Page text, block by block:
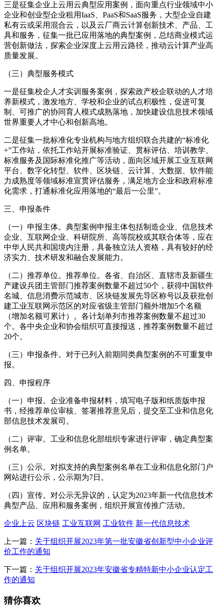
三是征集企业上云用云典型应用案例，面向重点行业领域中小
企业和创业型企业租用IaaS、PaaS和SaaS服务，大型企业自建
私有云或采用混合云，以及云厂商云计算创新技术、产品、工
具和服务，征集一批已应用落地的典型案例，总结商业模式运
营创新做法，探索企业深度上云用云路径，推动云计算产业高
质量发展。
（三）典型服务模式
一是征集校企人才实训服务案例，探索政产校企联动的人才培
养新模式，激发地方、学校和企业的试点积极性，促进可复
制、可推广的协同育人模式成熟落地，加快建设信息技术领域
世界重要人才中心和创新高地。
二是征集一批标准化专业机构与地方组织联合共建的“标准化
+”工作站，依托工作站开展标准验证、贯标评估、培训教学、
标准服务及国际标准化推广等活动，面向区域开展工业互联网
平台、数字化转型、软件、区块链、云计算、大数据、软件能
力成熟度等领域标准宣贯评估服务，满足地方企业和政府标准
化需求，打通标准化应用落地的“最后一公里”。
三、申报条件
（一）申报主体。典型案例申报主体包括制造企业、信息技术
企业、互联网企业、科研院所、高等院校或其联合体等，应在
中华人民共和国境内注册，具备独立法人资格，具有较好的经
济实力、技术研发和融合发展能力。
（二）推荐单位。推荐单位。各省、自治区、直辖市及新疆生
产建设兵团主管部门推荐案例数量不超过50个，获得中国软件
名城、信息消费示范城市、区块链发展先导区称号以及获批创
建工业互联网示范区的对应省级主管部门额外增加5个名额
（增加名额可累计）。各计划单列市推荐案例数量不超过30
个。各中央企业和协会组织可直接报送，推荐案例数量不超过
20个。
（三）申报条件。对于已列入前期同类典型案例的不可重复申
报。
四、申报程序
（一）申报。企业准备申报材料，填写电子版和纸质版申报
书，经推荐单位审核、签署推荐意见后，提交至工业和信息化
部信息技术发展司。
（二）评审。工业和信息化部组织专家进行评审，确定典型案
例名单。
（三）公示。对拟支持的典型案例名单在工业和信息化部门户
网站进行公示，公示期为7日。
（四）宣传。对公示无异议的，认定为2023年新一代信息技术
典型产品、应用和服务案例，组织开展宣传推广活动。
企业上云 区块链 工业互联网 工业软件 新一代信息技术
上一篇： 关于组织开展2023年第一批安徽省创新型中小企业评
价工作的通知
下一篇： 关于组织开展2023年安徽省专精特新中小企业认定工
作的通知
猜你喜欢